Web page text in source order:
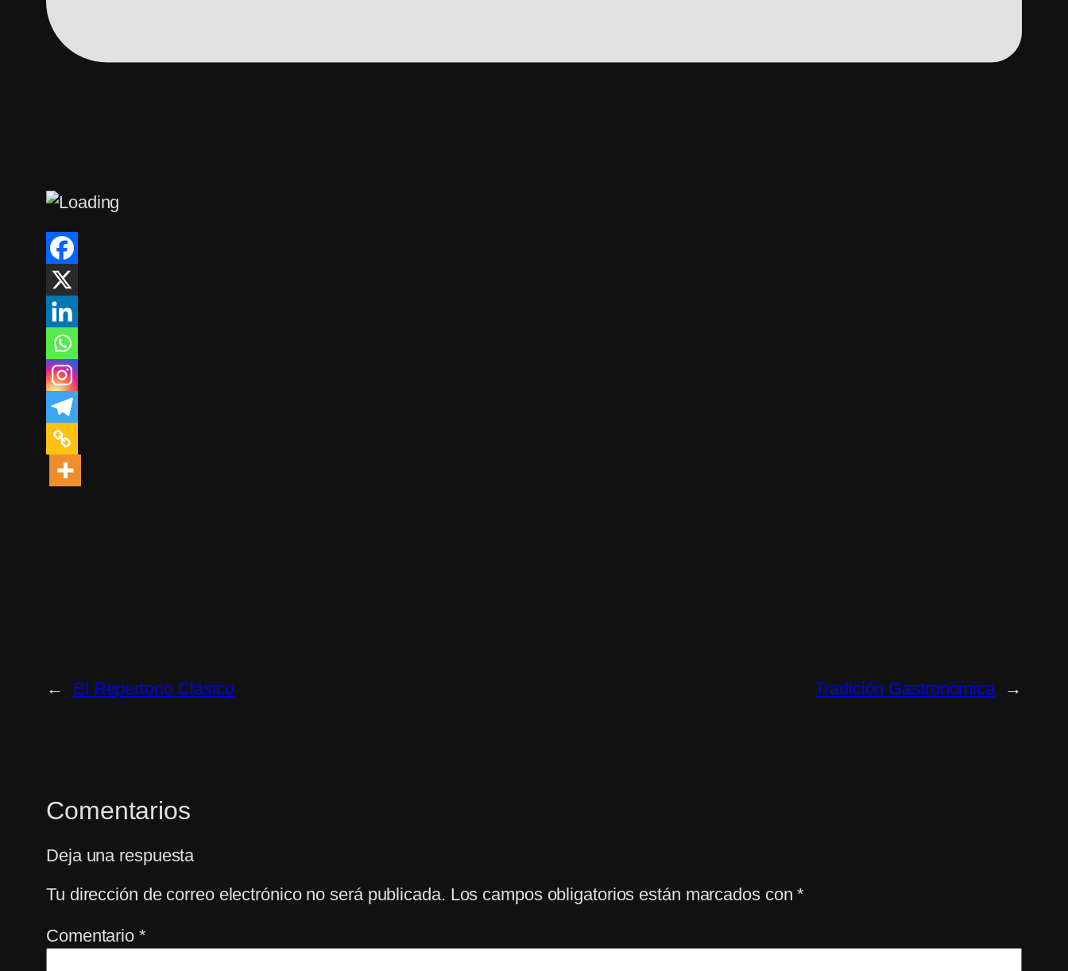
← El Repertorio Clásico Tradición Gastronómica →
Comentarios
Deja una respuesta
Tu dirección de correo electrónico no será publicada. Los campos obligatorios están marcados con*
Comentario *